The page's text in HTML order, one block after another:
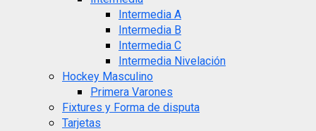
Intermedia A
Intermedia B
Intermedia C
Intermedia Nivelación
Hockey Masculino
Primera Varones
Fixtures y Forma de disputa
Tarjetas